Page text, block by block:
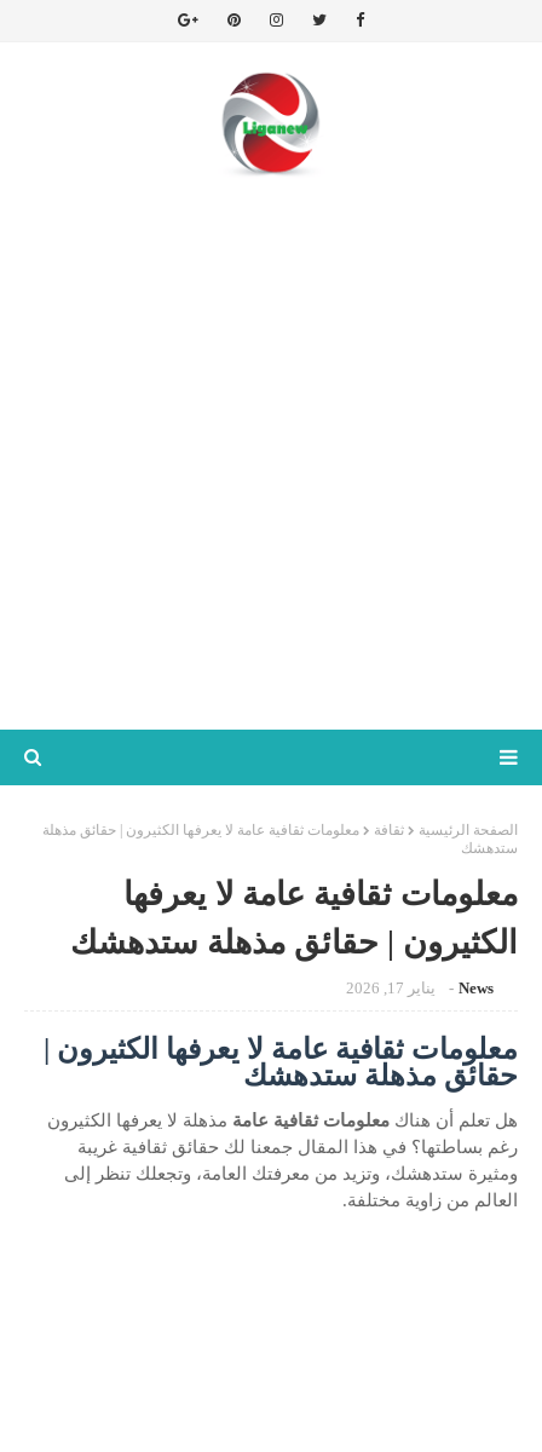
الصفحة الرئيسية ثقافة
معلومات ثقافية عامة لا يعرفها الكثيرون | حقائق مذهلة
ستدهشك
معلومات ثقافية عامة لا يعرفها
الكثيرون | حقائق مذهلة ستدهشك
News يناير 17, 2026
معلومات ثقافية عامة لا يعرفها الكثيرون |
حقائق مذهلة ستدهشك
هل تعلم أن هناك معلومات ثقافية عامة مذهلة لا يعرفها الكثيرون
رغم بساطتها؟ في هذا المقال جمعنا لك حقائق ثقافية غريبة
ومثيرة ستدهشك، وتزيد من معرفتك العامة، وتجعلك تنظر إلى
العالم من زاوية مختلفة.